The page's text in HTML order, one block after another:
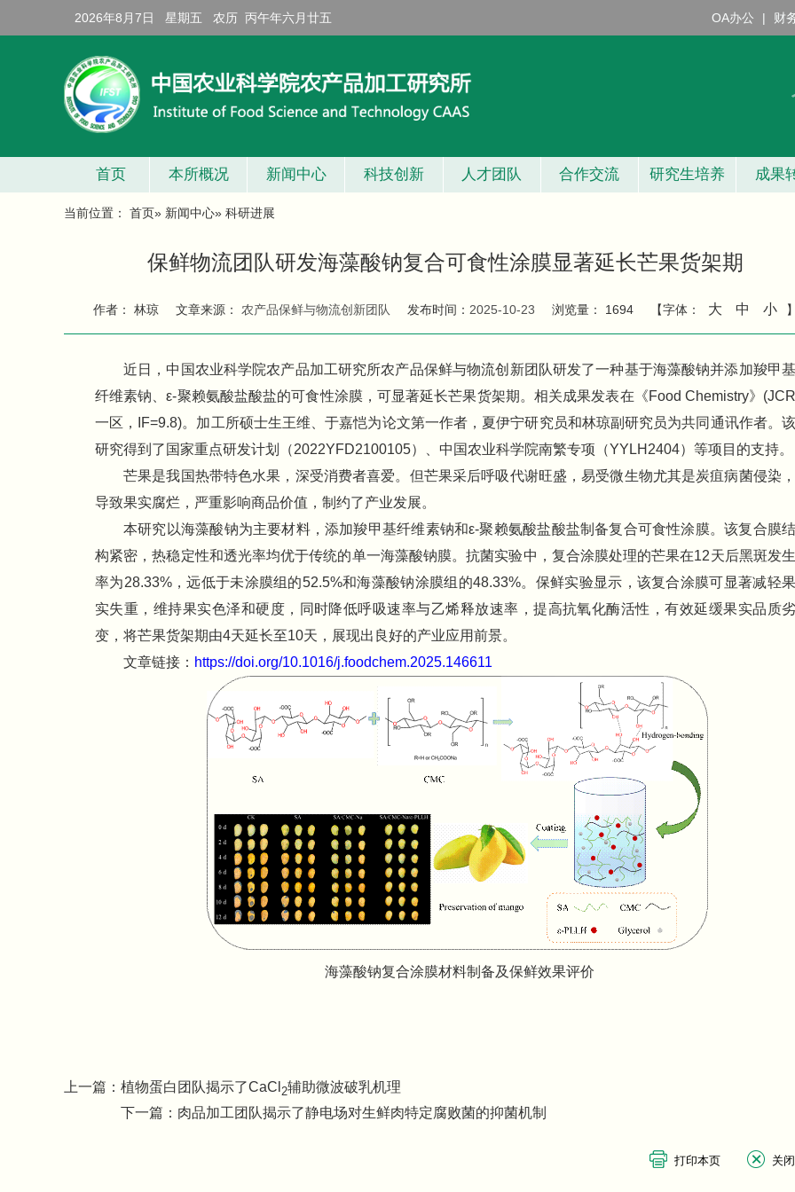
OA办公 | 财
2026年8月7日 星期五 农历 丙午年六月廿五
首页 本所概况 新闻中心 科技创新 人才团队 合作交流 研究生培养 成果
当前位置： 首页» 新闻中心» 科研进展
保鲜物流团队研发海藻酸钠复合可食性涂膜显著延长芒果货架期
作者： 林琼 文章来源： 农产品保鲜与物流创新团队 发布时间： 2025-10-23 浏览量： 1694 【字体： 大 中 小 】
近日，中国农业科学院农产品加工研究所农产品保鲜与物流创新团队研发了一种基于海藻酸钠并添加羧甲基
纤维素钠、ε-聚赖氨酸盐酸盐的可食性涂膜，可显著延长芒果货架期。相关成果发表在《Food Chemistry》(JCR
一区，IF=9.8)。加工所硕士生王维、于嘉恺为论文第一作者，夏伊宁研究员和林琼副研究员为共同通讯作者。该
研究得到了国家重点研发计划（2022YFD2100105）、中国农业科学院南繁专项（YYLH2404）等项目的支持。
芒果是我国热带特色水果，深受消费者喜爱。但芒果采后呼吸代谢旺盛，易受微生物尤其是炭疽病菌侵染，
导致果实腐烂，严重影响商品价值，制约了产业发展。
本研究以海藻酸钠为主要材料，添加羧甲基纤维素钠和ε-聚赖氨酸盐酸盐制备复合可食性涂膜。该复合膜结
构紧密，热稳定性和透光率均优于传统的单一海藻酸钠膜。抗菌实验中，复合涂膜处理的芒果在12天后黑斑发生
率为28.33%，远低于未涂膜组的52.5%和海藻酸钠涂膜组的48.33%。保鲜实验显示，该复合涂膜可显著减轻果
实失重，维持果实色泽和硬度，同时降低呼吸速率与乙烯释放速率，提高抗氧化酶活性，有效延缓果实品质劣
变，将芒果货架期由4天延长至10天，展现出良好的产业应用前景。
文章链接： https://doi.org/10.1016/j.foodchem.2025.146611
海藻酸钠复合涂膜材料制备及保鲜效果评价
上一篇： 植物蛋白团队揭示了CaCl 2辅助微波破乳机理
下一篇： 肉品加工团队揭示了静电场对生鲜肉特定腐败菌的抑菌机制